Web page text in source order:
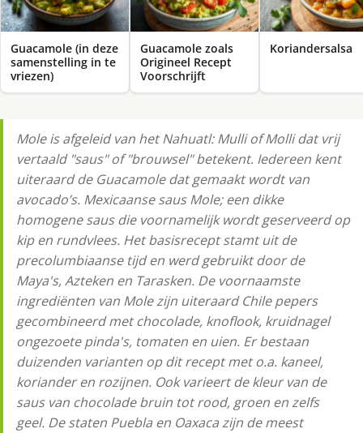
Guacamole (in deze
samenstelling in te
vriezen)
Guacamole zoals
Origineel Recept
Voorschrijft
Koriandersalsa
Mole is afgeleid van het Nahuatl: Mulli of Molli dat vrij
vertaald "saus" of "brouwsel" betekent. Iedereen kent
uiteraard de Guacamole dat gemaakt wordt van
avocado’s. Mexicaanse saus Mole; een dikke
homogene saus die voornamelijk wordt geserveerd op
kip en rundvlees. Het basisrecept stamt uit de
precolumbiaanse tijd en werd gebruikt door de
Maya's, Azteken en Tarasken. De voornaamste
ingrediënten van Mole zijn uiteraard Chile pepers
gecombineerd met chocolade, knoflook, kruidnagel
ongezoete pinda's, tomaten en uien. Er bestaan
duizenden varianten op dit recept met o.a. kaneel,
koriander en rozijnen. Ook varieert de kleur van de
saus van chocolade bruin tot rood, groen en zelfs
geel. De staten Puebla en Oaxaca zijn de meest